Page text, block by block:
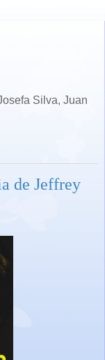
Silva, Juan
de Jeffrey